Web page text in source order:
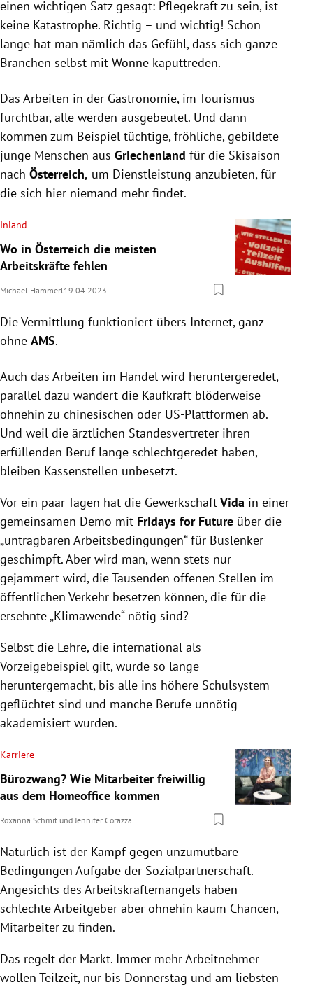
einen wichtigen Satz gesagt: Pflegekraft zu sein, ist
keine Katastrophe. Richtig – und wichtig! Schon
lange hat man nämlich das Gefühl, dass sich ganze
Branchen selbst mit Wonne kaputtreden.
Das Arbeiten in der Gastronomie, im Tourismus –
furchtbar, alle werden ausgebeutet. Und dann
kommen zum Beispiel tüchtige, fröhliche, gebildete
junge Menschen aus Griechenland für die Skisaison
nach Österreich, um Dienstleistung anzubieten, für
die sich hier niemand mehr findet.
Inland
Wo in Österreich die meisten
Arbeitskräfte fehlen
Michael Hammerl 19.04.2023
Die Vermittlung funktioniert übers Internet, ganz
ohne AMS.
Auch das Arbeiten im Handel wird heruntergeredet,
parallel dazu wandert die Kaufkraft blöderweise
ohnehin zu chinesischen oder US-Plattformen ab.
Und weil die ärztlichen Standesvertreter ihren
erfüllenden Beruf lange schlechtgeredet haben,
bleiben Kassenstellen unbesetzt.
Vor ein paar Tagen hat die GewerkschaftVida in einer
gemeinsamen Demo mit Fridays for Future über die
„untragbaren Arbeitsbedingungen“ für Buslenker
geschimpft. Aber wird man, wenn stets nur
gejammert wird, die Tausenden offenen Stellen im
öffentlichen Verkehr besetzen können, die für die
ersehnte „Klimawende“ nötig sind?
Selbst die Lehre, die international als
Vorzeigebeispiel gilt, wurde so lange
heruntergemacht, bis alle ins höhere Schulsystem
geflüchtet sind und manche Berufe unnötig
akademisiert wurden.
Karriere
Bürozwang? Wie Mitarbeiter freiwillig
aus dem Homeoffice kommen
Roxanna Schmit und Jennifer Corazza
Natürlich ist der Kampf gegen unzumutbare
Bedingungen Aufgabe der Sozialpartnerschaft.
Angesichts des Arbeitskräftemangels haben
schlechte Arbeitgeber aber ohnehin kaum Chancen,
Mitarbeiter zu finden.
Das regelt der Markt. Immer mehr Arbeitnehmer
wollen Teilzeit, nur bis Donnerstag und am liebsten